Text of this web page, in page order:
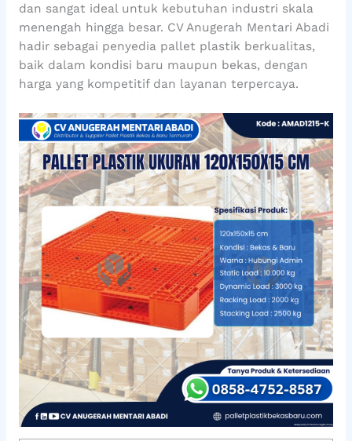
dan sangat ideal untuk kebutuhan industri skala
menengah hingga besar. CV Anugerah Mentari Abadi
hadir sebagai penyedia pallet plastik berkualitas,
baik dalam kondisi baru maupun bekas, dengan
harga yang kompetitif dan layanan terpercaya.